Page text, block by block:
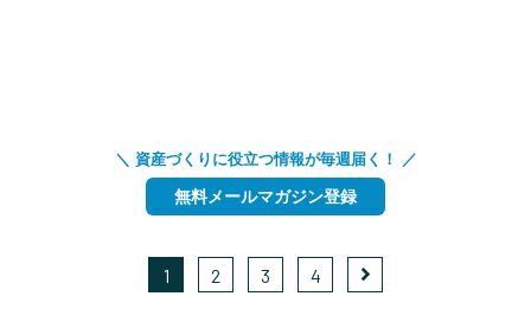
＼ 資産づくりに役立つ情報が毎週届く！ ／
無料メールマガジン登録
1 2 3 4